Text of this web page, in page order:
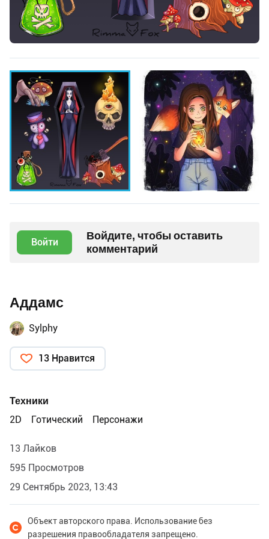
Войти
Войдите, чтобы оставить
комментарий
Аддамс
Sylphy
13 Нравится
Техники
2D
Готический Персонажи
13 Лайков
595 Просмотров
29 Сентябрь 2023, 13:43
Объект авторского права. Использование без
разрешения правообладателя запрещено.